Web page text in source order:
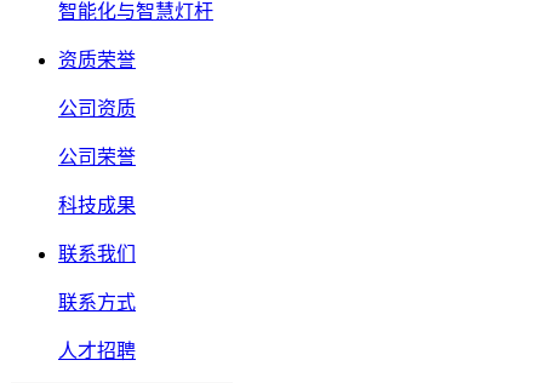
智能化与智慧灯杆
资质荣誉
公司资质
公司荣誉
科技成果
联系我们
联系方式
人才招聘